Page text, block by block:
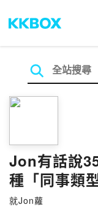
Jon有話說
種「同事類
就Jon蘿